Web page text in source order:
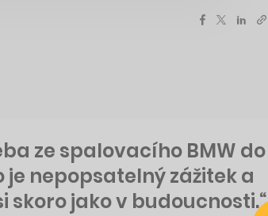
ze spalovacího BMW do
nepopsatelný zážitek a
skoro jako v budoucnosti.“